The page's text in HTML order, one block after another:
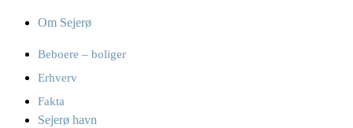
Om Sejerø
Beboere – boliger
Erhverv
Fakta
Sejerø havn